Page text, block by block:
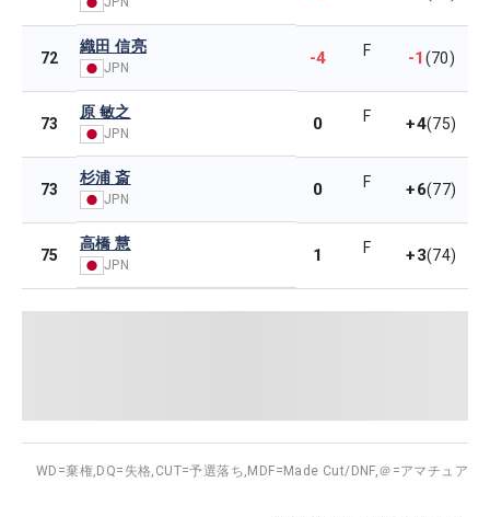
72
織田 信亮
JPN -4 F -1(70)
73
原 敏之
JPN 0 F +4(75)
73
杉浦 斎
JPN 0 F +6(77)
75
高橋 慧
JPN 1 F +3(74)
WD=棄権, DQ=失格, CUT=予選落ち, MDF=Made Cut/DNF,＠=アマチュア